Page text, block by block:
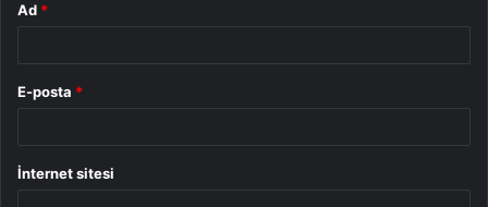
Ad *
E-posta *
İnternet sitesi